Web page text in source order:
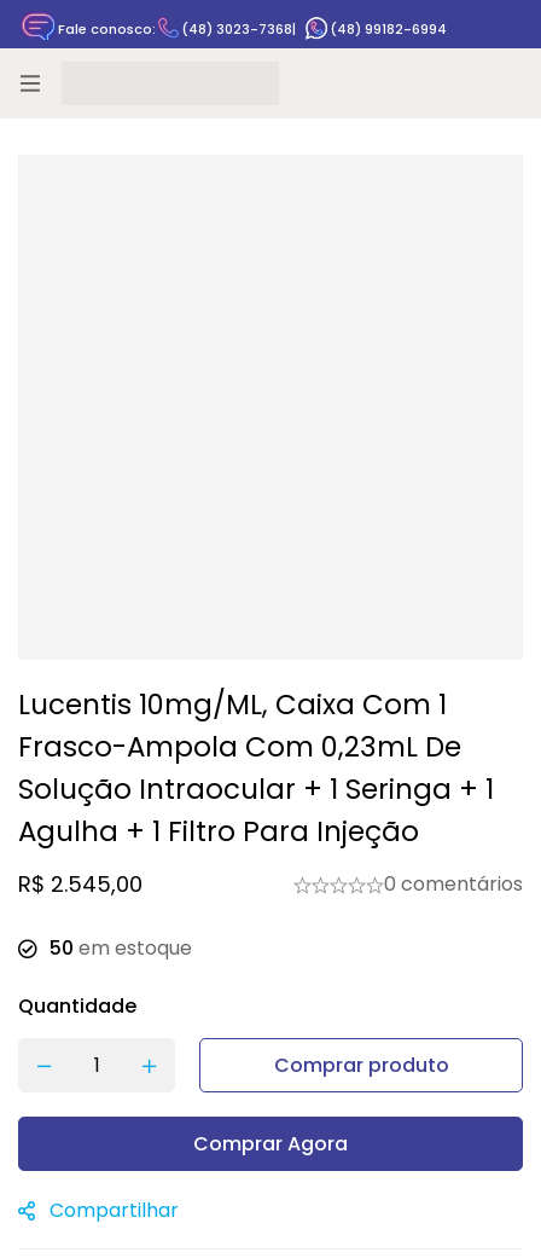
Fale conosco: (48) 3023-7368| (48) 99182-6994
Lucentis 10mg/mL, Caixa Com 1
Frasco-Ampola Com 0,23mL De
Solução Intraocular + 1 Seringa + 1
Agulha + 1 Filtro Para Injeção
R$ 2.545,00 0 comentários
50 em estoque
Quantidade
Comprar produto
Comprar Agora
Compartilhar